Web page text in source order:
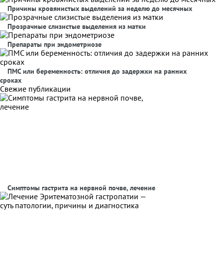
Причины кровянистых выделений за неделю до месячных
Прозрачные слизистые выделения из матки
Препараты при эндометриозе
ПМС или беременность: отличия до задержки на ранних
сроках
Свежие публикации
Симптомы гастрита на нервной почве, лечение